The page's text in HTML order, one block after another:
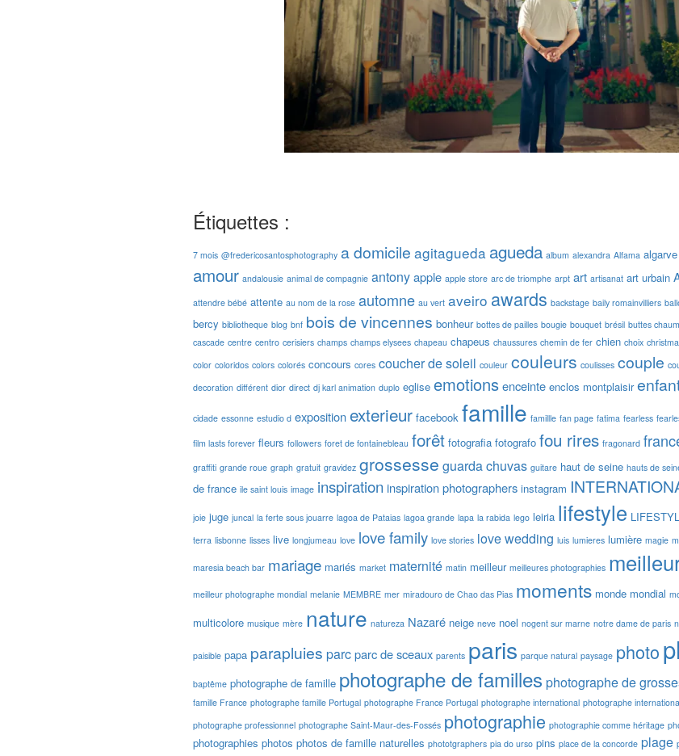
Étiquettes :
7 mois @fredericosantosphotography a domicile agitagueda agueda album alexandra Alfama algarve
amour andalousie animal de compagnie antonyapple apple store arc de triomphe arpt art artisanat art urbain
attendre bébé attente au nom de la rose automne au vert aveiro awards backstage baily romainvilliers
bercy bibliotheque blog bnf bois de vincennes bonheur bottes de pailles bougie bouquet brésil buttes
cascade centre centro cerisiers champs champs elysees chapeau chapeus chaussures chemin de fer chien choix
color coloridos colors colorés concours cores coucher de soleil couleur couleurs coulisses couple
decoration différent dior direct dj karl animation duplo eglise emotionsenceinte enclos montplaisir
cidade essonne estudio d expositionexterieur facebook famille famillle fan page fatima fearless
film lasts forever fleurs followers foret de fontainebleau forêt fotografia fotografo fou rires fragonard
graffiti grande roue graph gratuit gravidez grossesse guarda chuvas guitare haut de seine hauts de
de france ile saint louis image inspirationinspiration photographers instagram
joie juge juncal la ferte sous jouarre lagoa de Pataias lagoa grande lapa la rabida lego leiria lifestyle
terra lisbonne lisses live longjumeau love love family love stories love wedding luis lumieres lumière magie
maresia beach bar mariage mariés market maternité matin meilleur meilleures photographies
meilleur photographe mondial melanie MEMBRE mer miradouro de Chao das Pias moments monde mondial
multicolore musique mère nature natureza Nazaré neige neve noel nogent sur marne notre dame de paris
paisible papa parapluies parcparc de sceaux parents paris parque natural paysage photo
baptême photographe de famille photographe de familles photographe de
famille France photographe famille Portugal photographe France Portugal photographe international photographe
photographe professionnel photographe Saint-Maur-des-Fossés photographie photographie comme héritage
photographies photos photos de famille naturelles phototgraphers pia do urso pins place de la concorde plage